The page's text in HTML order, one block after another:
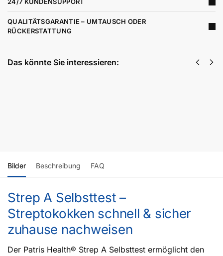
24/7 KUNDENSUPPORT
QUALITÄTSGARANTIE – UMTAUSCH ODER
RÜCKERSTATTUNG
Das könnte Sie interessieren:
Bilder Beschreibung FAQ
Strep A Selbsttest –
Streptokokken schnell & sicher
zuhause nachweisen
Der Patris Health® Strep A Selbsttest ermöglicht den